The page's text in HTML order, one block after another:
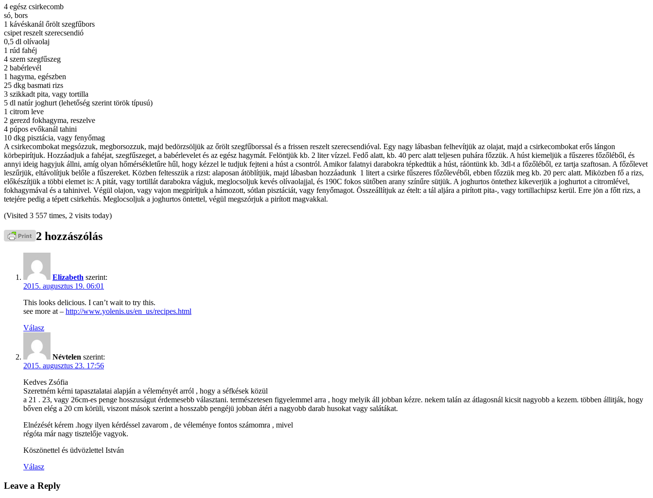
4 egész csirkecomb
só, bors
1 kávéskanál őrölt szegfűbors
csipet reszelt szerecsendió
0,5 dl olívaolaj
1 rúd fahéj
4 szem szegfűszeg
2 babérlevél
1 hagyma, egészben
25 dkg basmati rizs
3 szikkadt pita, vagy tortilla
5 dl natúr joghurt (lehetőség szerint török típusú)
1 citrom leve
2 gerezd fokhagyma, reszelve
4 púpos evőkanál tahini
10 dkg pisztácia, vagy fenyőmag
A csirkecombokat megsózzuk, megborsozzuk, majd bedörzsöljük az őrölt szegfűborssal és a frissen reszelt szerecsendióval. Egy nagy lábasban felhevítjük az olajat, majd a csirkecombokat erős lángon
körbepirítjuk. Hozzáadjuk a fahéjat, szegfűszeget, a babérlevelet és az egész hagymát. Felöntjük kb. 2 liter vízzel. Fedő alatt, kb. 40 perc alatt teljesen puhára főzzük. A húst kiemeljük a fűszeres főzőléből, és
annyi ideig hagyjuk állni, amíg olyan hőmérsékletűre hűl, hogy kézzel le tudjuk fejteni a húst a csontról. Amikor falatnyi darabokra tépkedtük a húst, ráöntünk kb. 3dl-t a főzőléből, ez tartja szaftosan. A főzőlevet
leszűrjük, eltávolítjuk belőle a fűszereket. Közben feltesszük a rizst: alaposan átöblítjük, majd lábasban hozzáadunk 1 litert a csirke fűszeres főzőlevéből, ebben főzzük meg kb. 20 perc alatt. Miközben fő a rizs,
előkészítjük a többi elemet is: A pitát, vagy tortillát darabokra vágjuk, meglocsoljuk kevés olívaolajjal, és 190C fokos sütőben arany színűre sütjük. A joghurtos öntethez kikeverjük a joghurtot a citromlével,
fokhagymával és a tahinivel. Végül olajon, vagy vajon megpirítjuk a hámozott, sótlan pisztáciát, vagy fenyőmagot. Összeállítjuk az ételt: a tál aljára a pirított pita-, vagy tortillachipsz kerül. Erre jön a főtt rizs, a
tetejére pedig a tépett csirkehús. Meglocsoljuk a joghurtos öntettel, végül megszórjuk a pirított magvakkal.
(Visited 3 557 times, 2 visits today)
2 hozzászólás
Elizabeth szerint:
2015. augusztus 19. 06:01
This looks delicious. I can’t wait to try this.
see more at – http://www.yolenis.us/en_us/recipes.html
Válasz
Névtelen szerint:
2015. augusztus 23. 17:56
Kedves Zsófia
Szeretném kérni tapasztalatai alapján a véleményét arról , hogy a séfkések közül
a 21 . 23, vagy 26cm-es penge hosszuságut érdemesebb választani. természetesen figyelemmel arra , hogy melyik áll jobban kézre. nekem talán az átlagosnál kicsit nagyobb a kezem. többen állitják, hogy
bőven elég a 20 cm körüli, viszont mások szerint a hosszabb pengéjü jobban átéri a nagyobb darab husokat vagy salátákat.
Elnézését kérem .hogy ilyen kérdéssel zavarom , de véleménye fontos számomra , mivel
régóta már nagy tisztelője vagyok.
Köszönettel és üdvözlettel István
Válasz
Leave a Reply